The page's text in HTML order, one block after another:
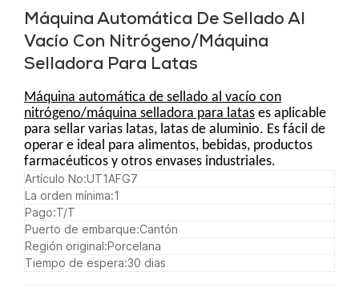
Máquina Automática De Sellado Al
Vacío Con Nitrógeno/máquina
Selladora Para Latas
Máquina automática de sellado al vacío con
nitrógeno/máquina selladora para latas es aplicable
para sellar varias latas, latas de aluminio. Es fácil de
operar e ideal para alimentos, bebidas, productos
farmacéuticos y otros envases industriales.
Artículo No:UT1AFG7
La orden mínima:1
Pago:T/T
Puerto de embarque:Cantón
Región original:Porcelana
Tiempo de espera:30 dias